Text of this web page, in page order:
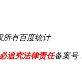
所有百度统计
追究法律责任备案号